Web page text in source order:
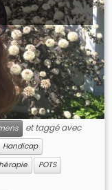
et taggé avec
Handicap
POTS